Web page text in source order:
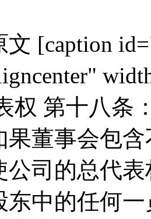
[caption
权 第十八条
果董事会包
公司的总代
东中的任何